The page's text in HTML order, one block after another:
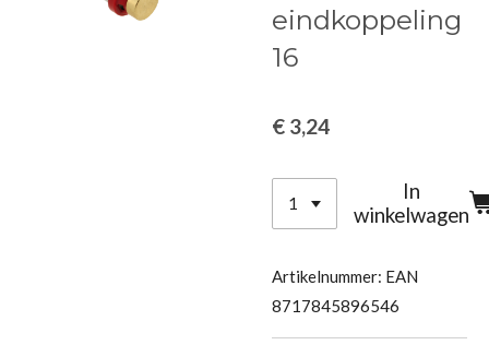
eindkoppeling
16
€ 3,24
In
winkelwagen
Artikelnummer: EAN
8717845896546